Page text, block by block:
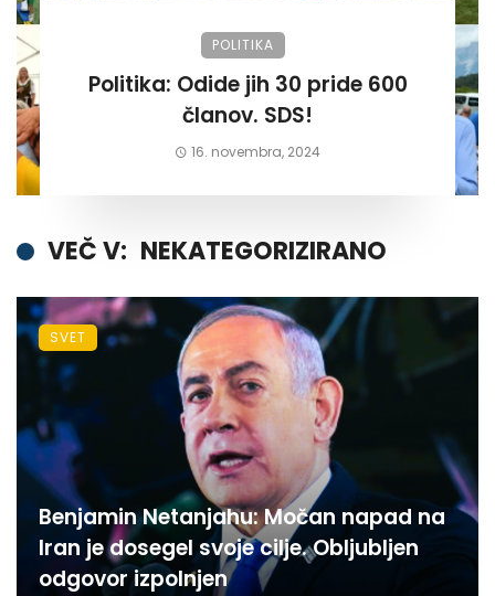
POLITIKA
Politika: Odide jih 30 pride 600
članov. SDS!
16. novembra, 2024
VEČ V: NEKATEGORIZIRANO
Benjamin Netanjahu: Močan napad na
Iran je dosegel svoje cilje. Obljubljen
odgovor izpolnjen
SVET